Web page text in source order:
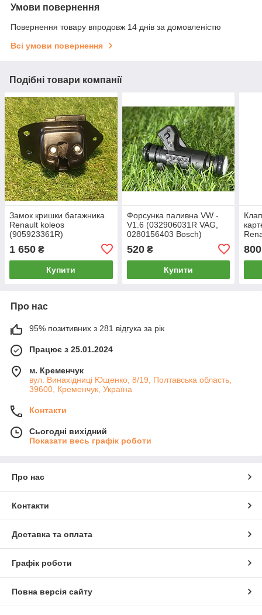
Умови повернення
Повернення товару впродовж 14 днів за домовленістю
Всі умови повернення
Подібні товари компанії
Замок кришки багажника
Renault koleos
(905923361R)
1 650 ₴
Купити
Форсунка паливна VW -
V1.6 (032906031R VAG,
0280156403 Bosch)
520₴
Купити
800
Про нас
95% позитивних з 281 відгука за рік
Працює з 25.01.2024
м. Кременчук
вул. Винахідниці Ющенко, 8/19, Полтавська область,
39600, Кременчук, Україна
Контакти
Сьогодні вихідний
Показати весь графік роботи
Про нас
Контакти
Доставка та оплата
Графік роботи
Повна версія сайту